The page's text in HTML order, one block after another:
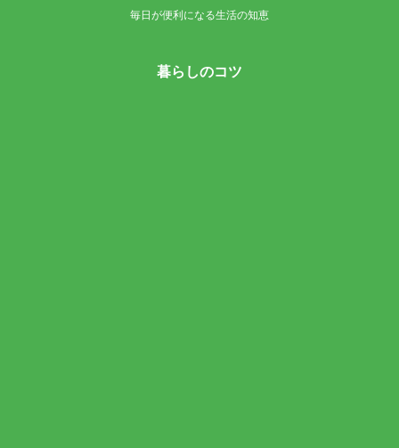
毎日が便利になる生活の知恵
暮らしのコツ